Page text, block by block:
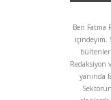
Ben Fatma
içindeyim.
Redaksiyon
yanında